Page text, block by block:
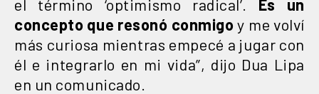
el término ‘optimismo radical’. Es un
concepto que resonó conmigo y me volví
más curiosa mientras empecé a jugar con
él e integrarlo en mi vida”, dijo Dua Lipa
en un comunicado.